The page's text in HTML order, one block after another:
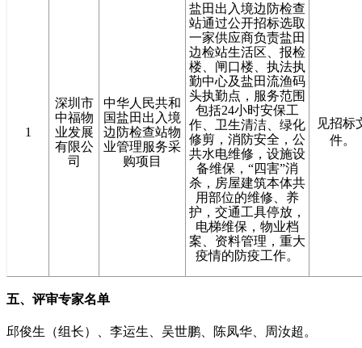
1
深圳市
中福物
业发展
有限公
司
中华人民共和
国盐田出入境
边防检查站物
业管理服务采
购项目
盐田出入境边防检查
站通过公开招标选取
一家供应商负责盐田
边检站生活区、报检
楼、闸口楼、执法执
勤中心及盐田流渔码
头执勤点，服务范围
包括24小时安保工
作、卫生清洁、绿化
修剪，消防安全，公
共水电维修，设施设
备维保，“四害”消
杀，房屋建筑本体共
用部位的维修、养
护，交通工具停放，
电梯维保，物业档
案、资料管理，重大
疫情的防疫工作。
见招标
件。
五、评审专家名单
邱俊生（组长）、李运生、吴世鹏、陈凤华、周汝超。